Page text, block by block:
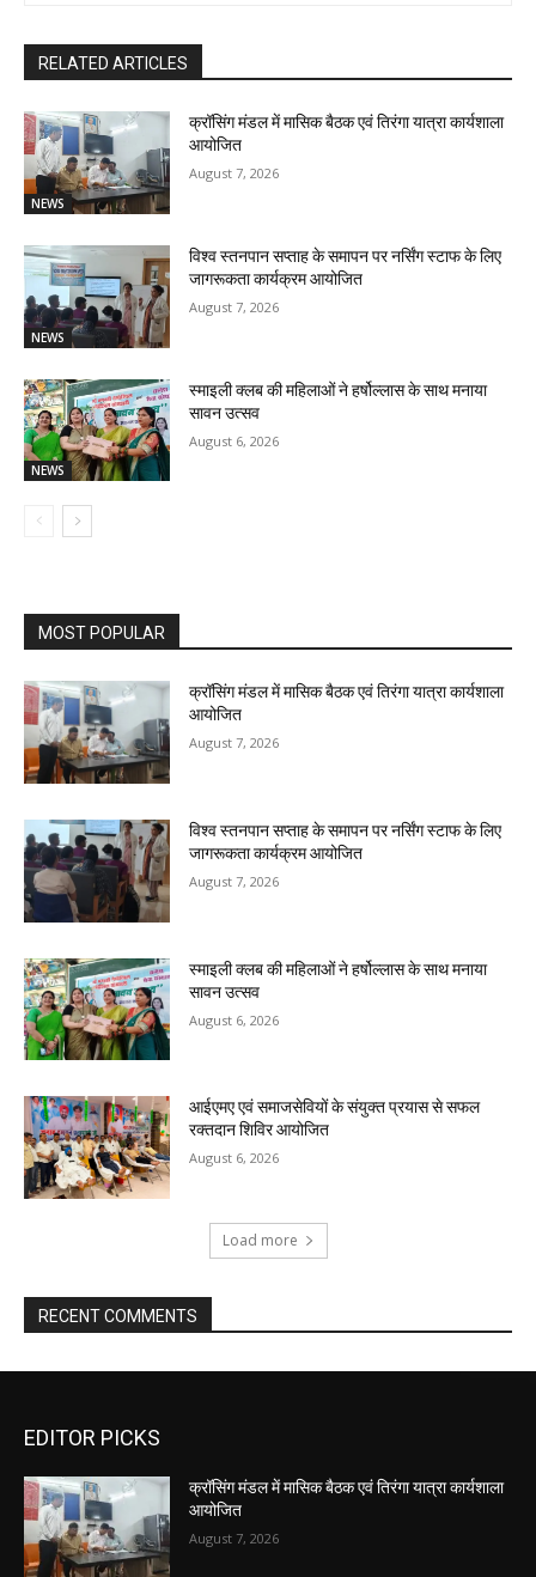
RELATED ARTICLES
NEWS
क्रॉसिंग मंडल में मासिक बैठक एवं तिरंगा यात्रा कार्यशाला
आयोजित
August 7, 2026
NEWS
विश्व स्तनपान सप्ताह के समापन पर नर्सिंग स्टाफ के लिए
जागरूकता कार्यक्रम आयोजित
August 7, 2026
NEWS
स्माइली क्लब की महिलाओं ने हर्षोल्लास के साथ मनाया
सावन उत्सव
August 6, 2026
MOST POPULAR
क्रॉसिंग मंडल में मासिक बैठक एवं तिरंगा यात्रा कार्यशाला
आयोजित
August 7, 2026
विश्व स्तनपान सप्ताह के समापन पर नर्सिंग स्टाफ के लिए
जागरूकता कार्यक्रम आयोजित
August 7, 2026
स्माइली क्लब की महिलाओं ने हर्षोल्लास के साथ मनाया
सावन उत्सव
August 6, 2026
आईएमए एवं समाजसेवियों के संयुक्त प्रयास से सफल
रक्तदान शिविर आयोजित
August 6, 2026
Load more
RECENT COMMENTS
EDITOR PICKS
क्रॉसिंग मंडल में मासिक बैठक एवं तिरंगा यात्रा कार्यशाला
आयोजित
August 7, 2026